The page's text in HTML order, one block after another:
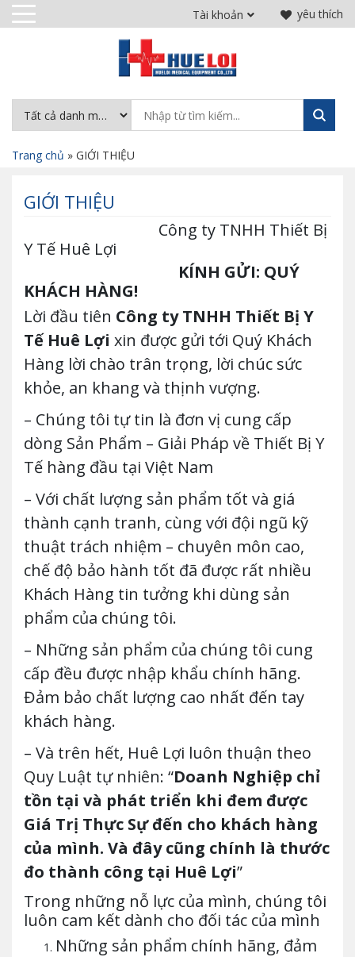
yêu thích
Tài khoản
Trang chủ » GIỚI THIỆU
GIỚI THIỆU
Công ty TNHH Thiết Bị
Y Tế Huê Lợi
KÍNH GỬI: QUÝ
KHÁCH HÀNG!
Lời đầu tiên Công ty TNHH Thiết Bị Y
Tế Huê Lợi xin được gửi tới Quý Khách
Hàng lời chào trân trọng, lời chúc sức
khỏe, an khang và thịnh vượng.
– Chúng tôi tự tin là đơn vị cung cấp
dòng Sản Phẩm – Giải Pháp về Thiết Bị Y
Tế hàng đầu tại Việt Nam
– Với chất lượng sản phẩm tốt và giá
thành cạnh tranh, cùng với đội ngũ kỹ
thuật trách nhiệm – chuyên môn cao,
chế độ bảo hành tốt đã được rất nhiều
Khách Hàng tin tưởng khi dùng sản
phẩm của chúng tôi.
– Những sản phẩm của chúng tôi cung
cấp đều được nhập khẩu chính hãng.
Đảm bảo chất lượng cao nhất đến tay
khách hàng.
– Và trên hết, Huê Lợi luôn thuận theo
Quy Luật tự nhiên: “Doanh Nghiệp chỉ
tồn tại và phát triển khi đem được
Giá Trị Thực Sự đến cho khách hàng
của mình. Và đây cũng chính là thước
đo thành công tại Huê Lợi”
Trong những nỗ lực của mình, chúng tôi
luôn cam kết dành cho đối tác của mình
Những sản phẩm chính hãng, đảm